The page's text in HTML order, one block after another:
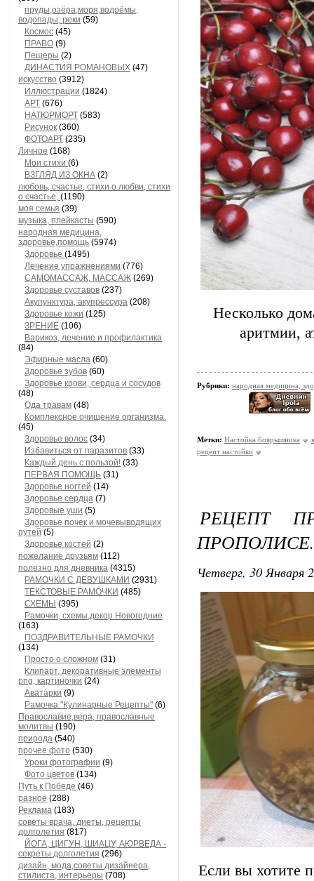
пруды,озёра,моря,водоёмы,
водопады, реки (59)
Космос (45)
ПРАВО (9)
Пещеры (2)
ДИНАСТИЯ РОМАНОВЫХ (47)
искусство (3912)
Иллюстрации (1824)
АРТ (676)
НАТЮРМОРТ (583)
Рисунок (360)
ФОТОАРТ (235)
Личное (168)
Мои стихи (6)
ВЗГЛЯД ИЗ ОКНА (2)
любовь, счастье, стихи о любви, стихи
о счастье, (1190)
моя семья (39)
музыка, плейкасты (590)
народная медицина,
здоровье,помощь (5974)
Здоровье (1495)
Лечение упражнениями (776)
САМОМАССАЖ, МАССАЖ (269)
Здоровье суставов (237)
Акупунктура, акупрессура (208)
Здоровье кожи (125)
ЗРЕНИЕ (106)
Варикоз, лечение и профилактика
(84)
Эфирные масла (60)
Здоровье зубов (60)
Здоровье крови, сердца и сосудов
(48)
Ода травам (48)
Комплексное очищение организма.
(45)
Здоровье волос (34)
Избавиться от паразитов (33)
Каждый день с пользой! (33)
ПЕРВАЯ ПОМОЩЬ (31)
Здоровье ногтей (14)
Здоровье сердца (7)
Здоровые уши (5)
Здоровье почек и мочевыводящих
путей (5)
Здоровье костей (2)
пожелание друзьям (112)
полезно для дневника (4315)
РАМОЧКИ С ДЕВУШКАМИ (2931)
ТЕКСТОВЫЕ РАМОЧКИ (485)
СХЕМЫ (395)
Рамочки, схемы,декор Новогодние
(163)
ПОЗДРАВИТЕЛЬНЫЕ РАМОЧКИ
(134)
Просто о сложном (31)
Клипарт, декоративные элементы
png, картиночки (24)
Аватарки (9)
Рамочка "Кулинарные Рецепты" (6)
Православие,вера, православные
молитвы (190)
природа (540)
прочее фото (530)
Уроки фотографии (9)
Фото цветов (134)
Путь к Победе (46)
разное (288)
Реклама (183)
советы врача, диеты, рецепты
долголетия (817)
ЙОГА, ЦИГУН, ШИАЦУ, АЮРВЕДА -
секреты долголетия (296)
дизайн, мода,советы дизайнера,
стилиста, интерьеры (708)
Несколько
аритмии,
Рубрики: народная медицина,
Метки: Настойка боярышника
рецепт настойки
РЕЦЕПТ
ПРОПОЛИСЕ.
Четверг, 30 Января
Если вы хотите